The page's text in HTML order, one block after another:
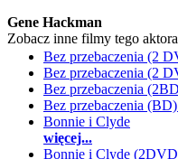
Gene Hackman
Zobacz inne filmy tego
Bez przebaczenia (2
Bez przebaczenia (2
Bez przebaczenia
Bez przebaczenia
Bonnie i Clyde
więcej...
Bonnie i Clyde